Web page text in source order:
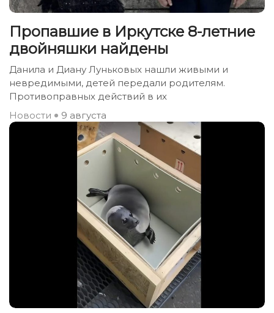
Пропавшие в Иркутске 8-летние
двойняшки найдены
Данила и Диану Луньковых нашли живыми и
невредимыми, детей передали родителям.
Противоправных действий в их
Новости
9 августа